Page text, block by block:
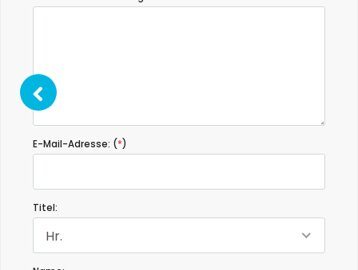
E-Mail-Adresse: (*)
Titel:
Hr.